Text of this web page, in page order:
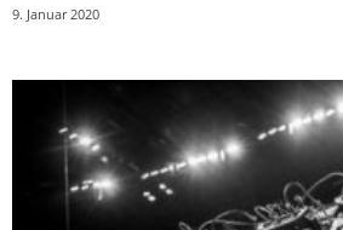
9. Januar 2020